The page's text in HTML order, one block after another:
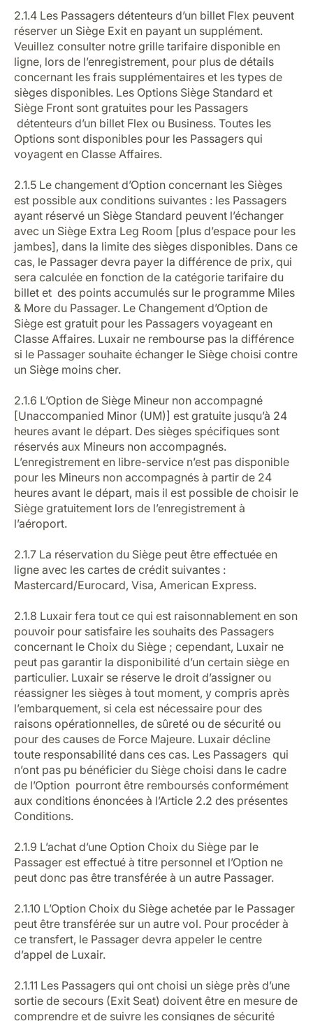
2.1.4 Les Passagers détenteurs d’un billet Flex peuvent
réserver un Siège Exit en payant un supplément.
Veuillez consulter notre grille tarifaire disponible en
ligne, lors de l’enregistrement, pour plus de détails
concernant les frais supplémentaires et les types de
sièges disponibles. Les Options Siège Standard et
Siège Front sont gratuites pour les Passagers
détenteurs d’un billet Flex ou Business. Toutes les
Options sont disponibles pour les Passagers qui
voyagent en Classe Affaires.
2.1.5 Le changement d’Option concernant les Sièges
est possible aux conditions suivantes : les Passagers
ayant réservé un Siège Standard peuvent l’échanger
avec un Siège Extra Leg Room [plus d’espace pour les
jambes], dans la limite des sièges disponibles. Dans ce
cas, le Passager devra payer la différence de prix, qui
sera calculée en fonction de la catégorie tarifaire du
billet et des points accumulés sur le programme Miles
& More du Passager. Le Changement d’Option de
Siège est gratuit pour les Passagers voyageant en
Classe Affaires. Luxair ne rembourse pas la différence
si le Passager souhaite échanger le Siège choisi contre
un Siège moins cher.
2.1.6 L’Option de Siège Mineur non accompagné
[Unaccompanied Minor (UM)] est gratuite jusqu’à 24
heures avant le départ. Des sièges spécifiques sont
réservés aux Mineurs non accompagnés.
L’enregistrement en libre-service n’est pas disponible
pour les Mineurs non accompagnés à partir de 24
heures avant le départ, mais il est possible de choisir le
Siège gratuitement lors de l’enregistrement à
l’aéroport.
2.1.7 La réservation du Siège peut être effectuée en
ligne avec les cartes de crédit suivantes :
Mastercard/Eurocard, Visa, American Express.
2.1.8 Luxair fera tout ce qui est raisonnablement en son
pouvoir pour satisfaire les souhaits des Passagers
concernant le Choix du Siège ; cependant, Luxair ne
peut pas garantir la disponibilité d’un certain siège en
particulier. Luxair se réserve le droit d’assigner ou
réassigner les sièges à tout moment, y compris après
l’embarquement, si cela est nécessaire pour des
raisons opérationnelles, de sûreté ou de sécurité ou
pour des causes de Force Majeure. Luxair décline
toute responsabilité dans ces cas. Les Passagers qui
n’ont pas pu bénéficier du Siège choisi dans le cadre
de l’Option pourront être remboursés conformément
aux conditions énoncées à l’Article 2.2 des présentes
Conditions.
2.1.9 L’achat d’une Option Choix du Siège par le
Passager est effectué à titre personnel et l’Option ne
peut donc pas être transférée à un autre Passager.
2.1.10 L’Option Choix du Siège achetée par le Passager
peut être transférée sur un autre vol. Pour procéder à
ce transfert, le Passager devra appeler le centre
d’appel de Luxair.
2.1.11 Les Passagers qui ont choisi un siège près d’une
sortie de secours (Exit Seat) doivent être en mesure de
comprendre et de suivre les consignes de sécurité